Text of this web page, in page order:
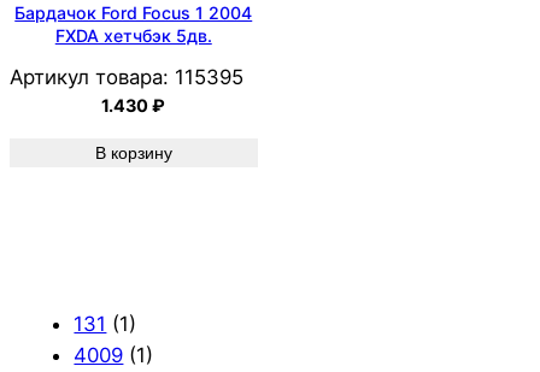
Бардачок Ford Focus 1 2004
FXDA хетчбэк 5дв.
Артикул товара: 115395
1.430₽
В корзину
131 (1)
4009 (1)